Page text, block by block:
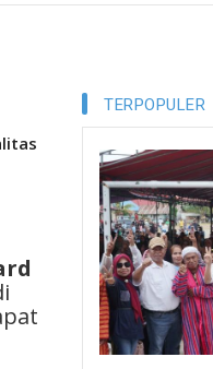
TERPOPULER